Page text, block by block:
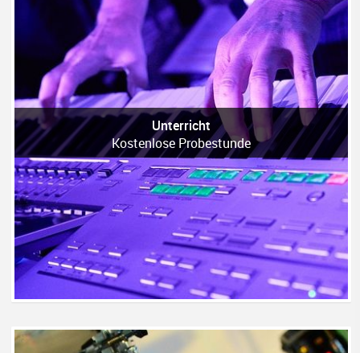
Unterricht
Kostenlose Probestunde